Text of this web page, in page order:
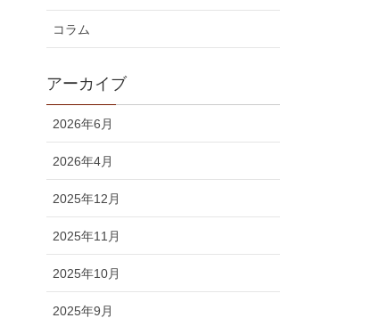
コラム
アーカイブ
2026年6月
2026年4月
2025年12月
2025年11月
2025年10月
2025年9月